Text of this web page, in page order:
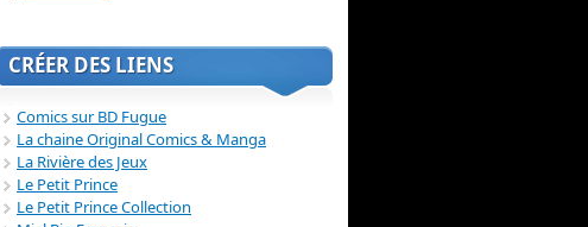
CRÉER DES LIENS
Comics sur BD Fugue
La chaine Original Comics & Manga
La Rivière des Jeux
Le Petit Prince
Le Petit Prince Collection